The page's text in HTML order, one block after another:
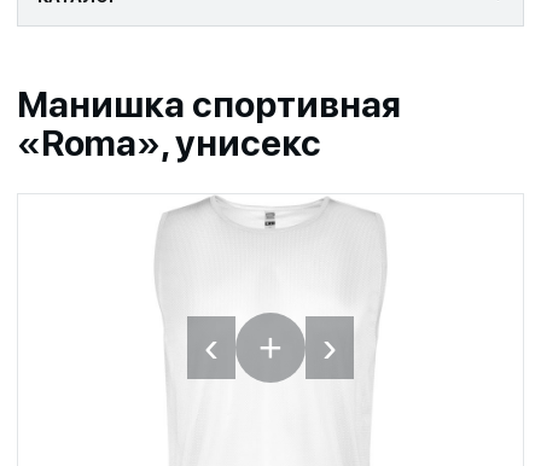
Манишка спортивная
«Roma», унисекс
‹ + ›